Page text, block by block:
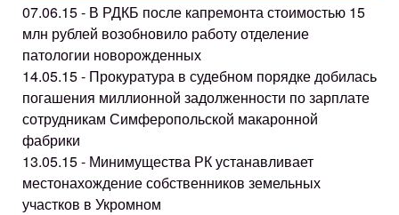
07.06.15 - В РДКБ после капремонта стоимостью 15
млн рублей возобновило работу отделение
патологии новорожденных
14.05.15 - Прокуратура в судебном порядке добилась
погашения миллионной задолженности по зарплате
сотрудникам Симферопольской макаронной
фабрики
13.05.15 - Минимущества РК устанавливает
местонахождение собственников земельных
участков в Укромном